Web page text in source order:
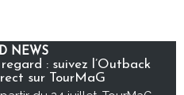
NEWS
: suivez l’Outback
sur TourMaG